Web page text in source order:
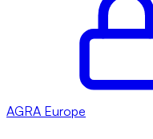
AGRA Europe